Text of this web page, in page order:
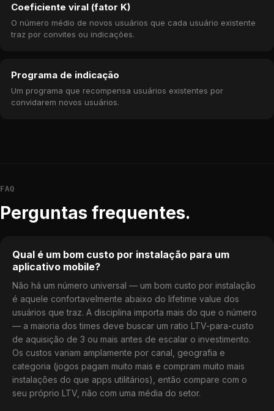
Coeficiente viral (fator K)
O número médio de novos usuários que cada usuário existente
traz por convites ou indicações.
Programa de indicação
Um programa que recompensa usuários existentes por
convidarem novos usuários.
FAQ
Perguntas frequentes.
Qual é um bom custo por instalação para um
aplicativo mobile?
Não há um número universal — um bom custo por instalação
é aquele confortavelmente abaixo do lifetime value dos
usuários que traz. A disciplina importa mais do que o número
— a maioria dos times deve buscar um ratio LTV-para-custo
de aquisição de 3 ou mais antes de escalar o investimento.
Os custos variam amplamente por canal, geografia e
categoria (jogos pagam muito mais e compram muito mais
instalações do que apps utilitários), então compare com o
seu próprio LTV, não com uma média do setor.